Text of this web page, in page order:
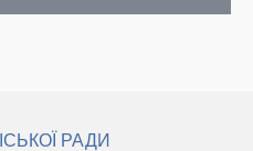
РАДИ